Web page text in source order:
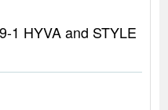
1 HYVA and STYLE